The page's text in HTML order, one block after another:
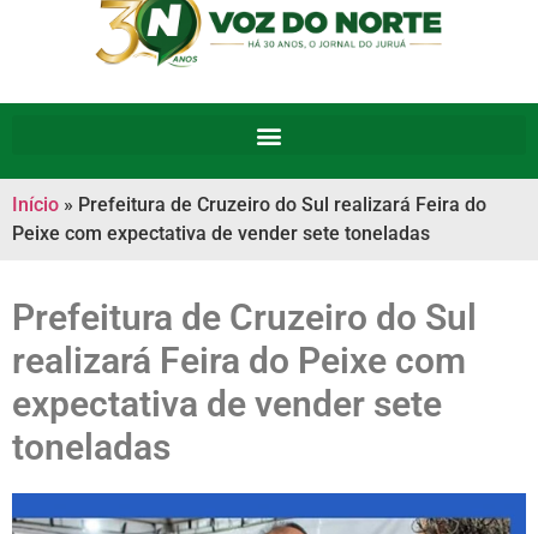
Início » Prefeitura de Cruzeiro do Sul realizará Feira do
Peixe com expectativa de vender sete toneladas
Prefeitura de Cruzeiro do Sul
realizará Feira do Peixe com
expectativa de vender sete
toneladas